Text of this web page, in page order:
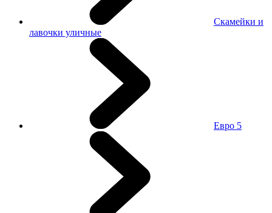
Скамейки и
лавочки уличные
Евро 5